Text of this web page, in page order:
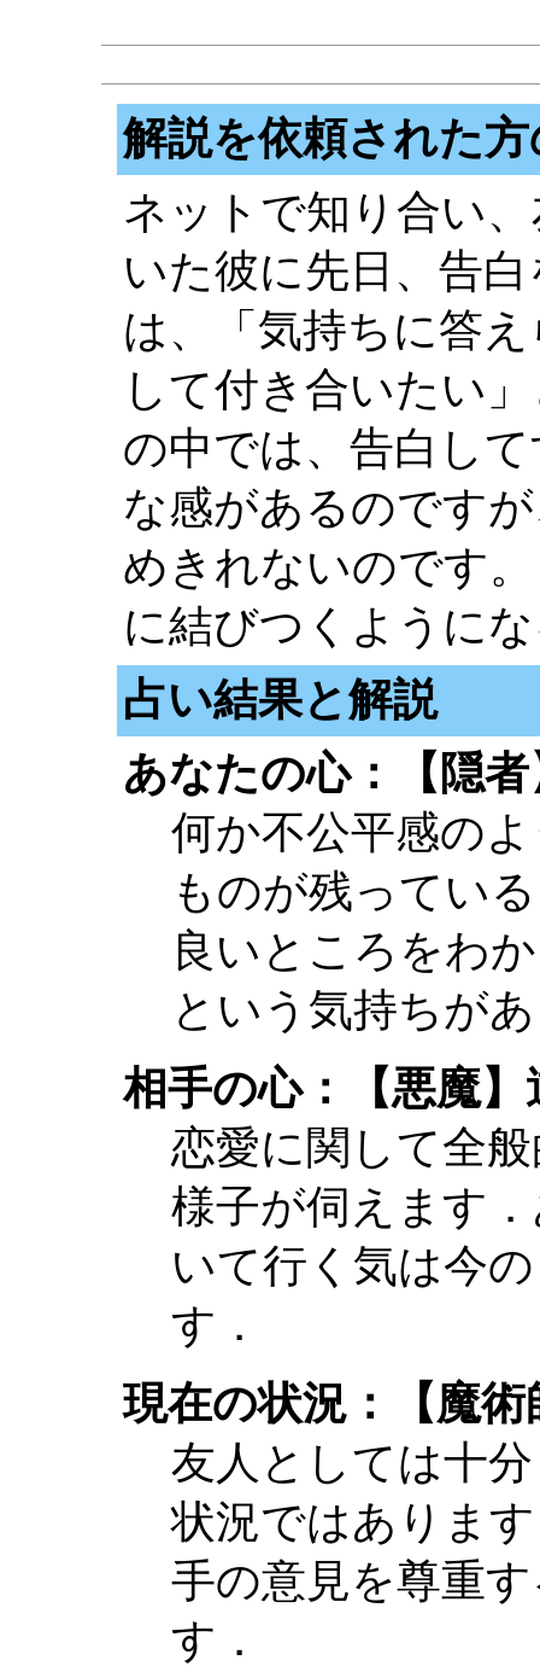
解説を依頼された
ネットで知り合い
いた彼に先日、告
は、「気持ちに答
して付き合いたい
の中では、告白し
な感があるのです
めきれないのです
に結びつくように
占い結果と解説
あなたの心：【隠
何か不公平感の
ものが残ってい
良いところをわ
という気持ちが
相手の心：【悪魔】
恋愛に関して全
様子が伺えます
いて行く気は今
す．
現在の状況：【魔術
友人としては十
状況ではありま
手の意見を尊重
す．